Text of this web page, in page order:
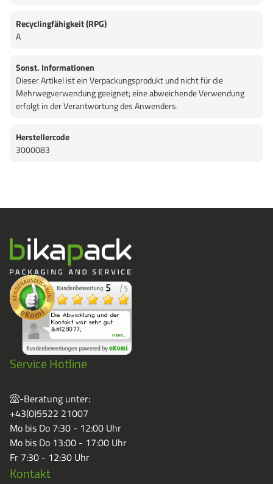
Recyclingfähigkeit (RPG)
A
Sonst. Informationen
Dieser Artikel ist ein Verpackungsprodukt und nicht für die
Mehrwegverwendung geeignet; eine abweichende Verwendung
erfolgt in der Verantwortung des Anwenders.
Herstellercode
3000083
Service Hotline
-Beratung unter:
+43(0)5522 21007
Mo bis Do 7:30 - 12:00 Uhr
Mo bis Do 13:00 - 17:00 Uhr
Fr 7:30 - 12:30 Uhr
Kontakt